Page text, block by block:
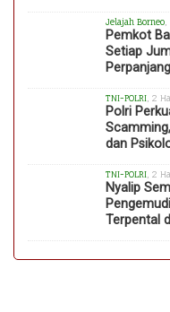
Jelajah Borneo
Pemkot
Setiap
TNI-POLRI , 2
Polri
dan
TNI-POLRI , 2
Nyalip
Terpental